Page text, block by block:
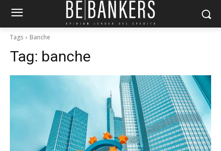
Tags Banche
Tag: banche